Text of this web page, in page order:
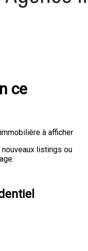
ce
à afficher
listings ou